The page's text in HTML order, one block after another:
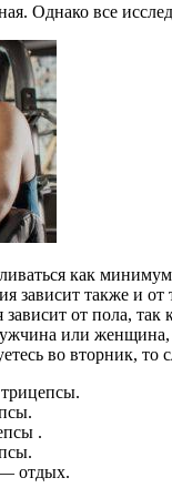
Однако все
как
зависит также и
зависит от пола,
или женщина,
во вторник,
.
— отдых.